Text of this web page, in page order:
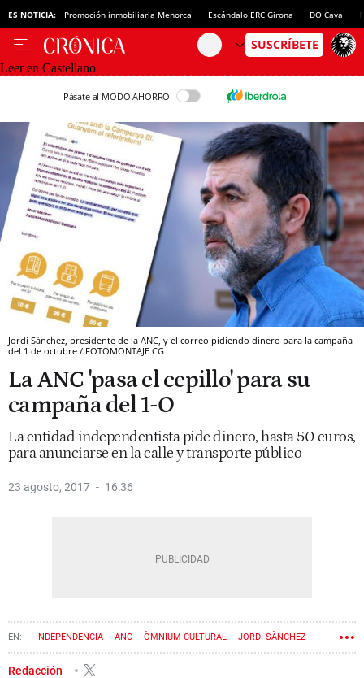
ES NOTICIA: Promoción inmobiliaria Menorca Escándalo ERC Girona DO Cava
Leer en Castellano
Pásate al MODO AHORRO
Jordi Sànchez, presidente de la ANC, y el correo pidiendo dinero para la campaña
del 1 de octubre / FOTOMONTAJE CG
La ANC 'pasa el cepillo' para su
campaña del 1-O
La entidad independentista pide dinero, hasta 50 euros,
para anunciarse en la calle y transporte público
23 agosto, 2017 16:36
INDEPENDENCIA ANC ÒMNIUM CULTURAL JORDI SÀNCHEZ
ASOCIACIÓN DE MUNICIPIOS POR LA INDEPENDENCIA (AMI)
Redacción